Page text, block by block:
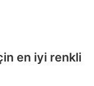
en iyi renkli